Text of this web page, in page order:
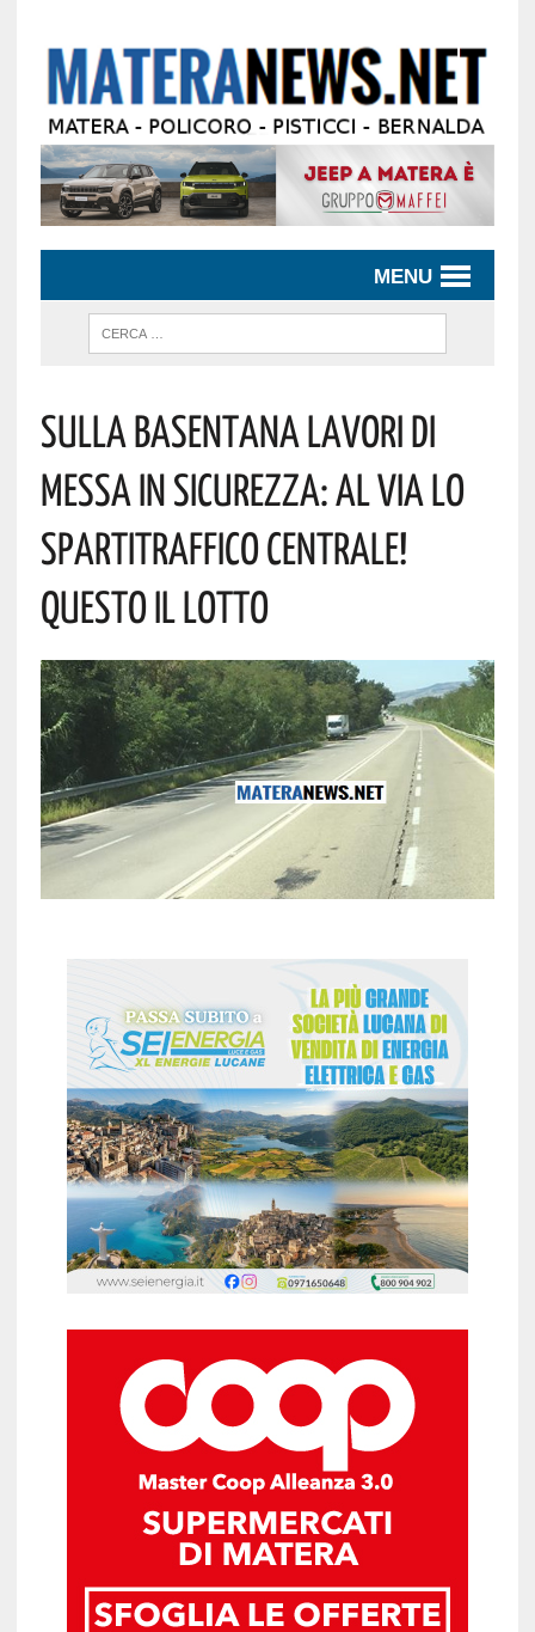
MENU
Sulla Basentana Lavori Di
Messa In Sicurezza: Al Via Lo
Spartitraffico Centrale!
Questo Il Lotto